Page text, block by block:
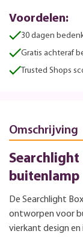
Voordelen:
30 dagen
Gratis achteraf
Trusted Shops
Omschrijving
Searchlight
buitenlamp
De Searchlight
ontworpen voor
vierkant design